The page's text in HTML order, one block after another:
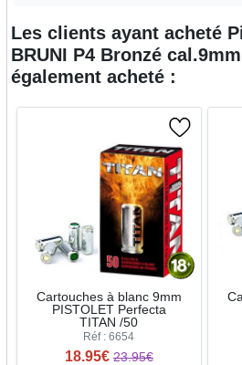
Les clients ayant acheté
BRUNI P4 Bronzé
également acheté :
Cartouches à blanc 9mm
PISTOLET Perfecta
TITAN /50
Réf : 6654
18.95€ 23.95€